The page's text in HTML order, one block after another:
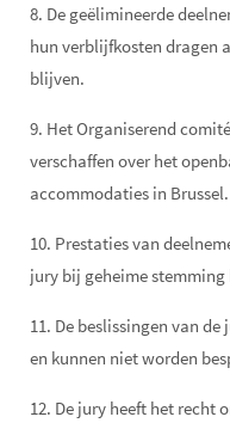
8. De geëlimineerde
hun verblijfkosten dragen
blijven.
9. Het Organiserend
verschaffen over het
accommodaties in Brussel.
10. Prestaties van
jury bij geheime stemming
11. De beslissingen van
en kunnen niet worden
12. De jury heeft het recht